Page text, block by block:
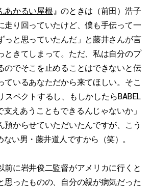
あかるい屋根』のときは（前田）浩子
走り回っていたけど、僕も手伝って一
っと思っていたんだ」と藤井さんが言
ときてしまって。ただ、私は自分のプ
のでそこを止めることはできないと伝
ているあなただから来てほしい。そこ
スペクトするし、もしかしたらBABEL
支えあうこともできるんじゃないか」
預からせていただいたんですが、こう
い男・藤井道人ですから（笑）。
前に岩井俊二監督がアメリカに行くと
思ったものの、自分の親が病気だった